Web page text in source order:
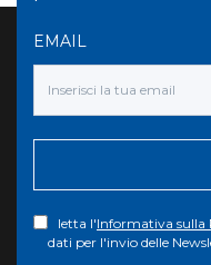
EMAIL
letta l'Informativa sulla
dati per l'invio delle